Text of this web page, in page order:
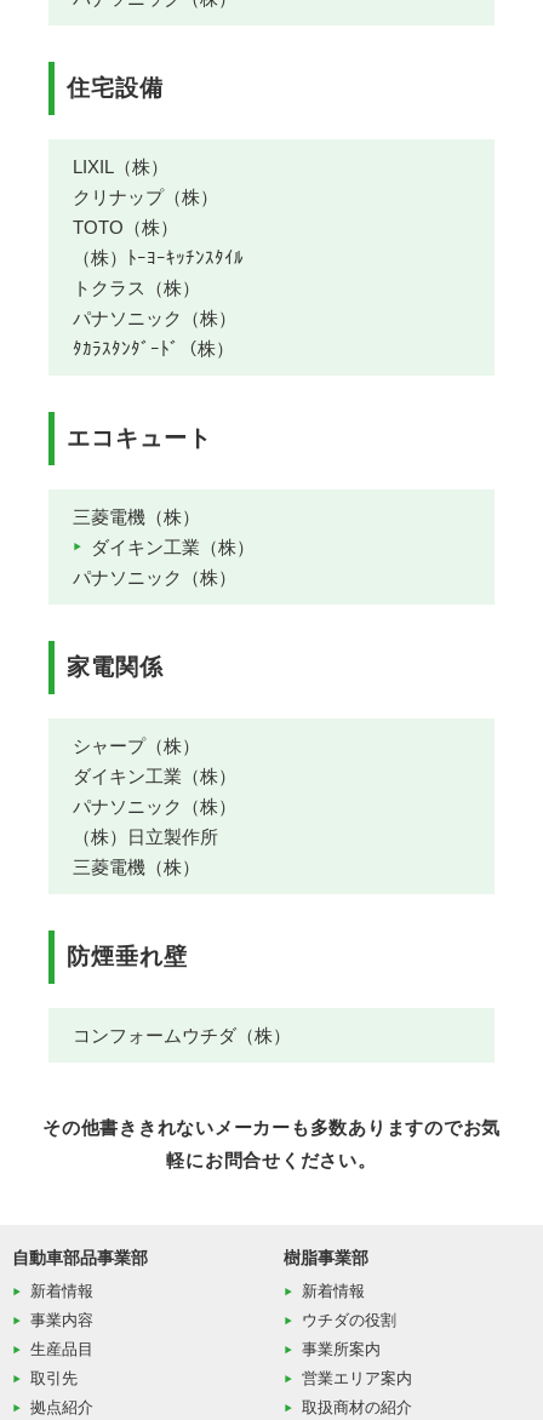
住宅設備
LIXIL（株）
クリナップ（株）
TOTO（株）
（株）ﾄｰﾖｰｷｯﾁﾝｽﾀｲﾙ
トクラス（株）
パナソニック（株）
ﾀｶﾗｽﾀﾝﾀﾞｰﾄﾞ（株）
エコキュート
三菱電機（株）
ダイキン工業（株）
パナソニック（株）
家電関係
シャープ（株）
ダイキン工業（株）
パナソニック（株）
（株）日立製作所
三菱電機（株）
防煙垂れ壁
コンフォームウチダ（株）
その他書ききれないメーカーも多数ありますのでお気
軽にお問合せください。
自動車部品事業部
新着情報
事業内容
生産品目
取引先
拠点紹介
樹脂事業部
新着情報
ウチダの役割
事業所案内
営業エリア案内
取扱商材の紹介